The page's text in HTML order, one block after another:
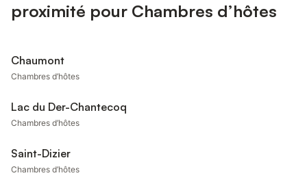
proximité pour Chambres d’hôtes
Chaumont
Chambres d’hôtes
Lac du Der-Chantecoq
Chambres d’hôtes
Saint-Dizier
Chambres d’hôtes